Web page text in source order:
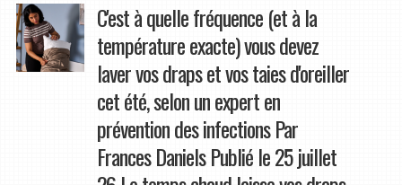
C'est à quelle fréquence (et à la
température exacte) vous devez
laver vos draps et vos taies d'oreiller
cet été, selon un expert en
prévention des infections Par
Frances Daniels Publié le 25 juillet